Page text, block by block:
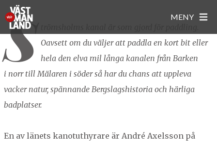
MENY
HEM
NATUR & ÄVENTYR
KULTUR & HISTORIA
AKTIVITETER
MAT & DRYCK
CAFÉ
PUBAR
BOENDE
STÄDER OCH PLATSER
paddling
i
Strömsholms
S Oavsett om du väl­jer att padd­la en kort bit eller
hela den elva mil lån­ga kanalen från Barken
i norr till Mälaren i söder så har du chans att uppl­e­va
vack­er natur, spän­nande Bergslagshis­to­ria och härli­ga
badplatser.
En av länets kan­otuthyrare är André Axels­son på